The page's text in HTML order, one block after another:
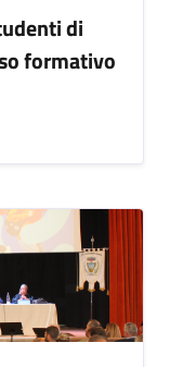
di
formativo